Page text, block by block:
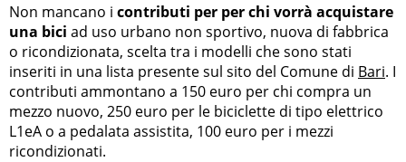
Non mancano i contributi per per chi vorrà acquistare
una bici ad uso urbano non sportivo, nuova di fabbrica
o ricondizionata, scelta tra i modelli che sono stati
inseriti in una lista presente sul sito del Comune di Bari. I
contributi ammontano a 150 euro per chi compra un
mezzo nuovo, 250 euro per le biciclette di tipo elettrico
L1eA o a pedalata assistita, 100 euro per i mezzi
ricondizionati.